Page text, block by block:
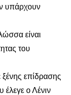
υπάρχουν
είναι
του
επίδρασης
ο Λένιν